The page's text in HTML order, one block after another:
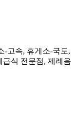
-고속, 휴게소-국도,
급식 전문점, 제례음